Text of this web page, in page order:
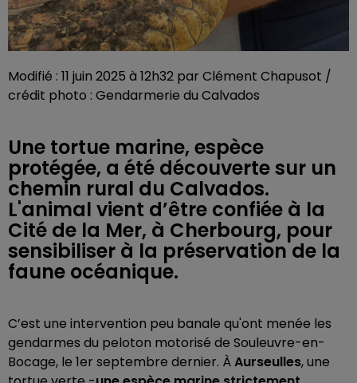
Modifié : 11 juin 2025 à 12h32 par Clément Chapusot /
crédit photo : Gendarmerie du Calvados
Une tortue marine, espèce
protégée, a été découverte sur un
chemin rural du Calvados.
L'animal vient d’être confiée à la
Cité de la Mer, à Cherbourg, pour
sensibiliser à la préservation de la
faune océanique.
C’est une intervention peu banale qu'ont menée les
gendarmes du peloton motorisé de Souleuvre-en-
Bocage, le 1er septembre dernier. ÀAurseulles, une